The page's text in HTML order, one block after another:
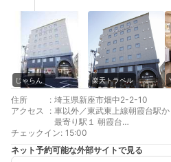
じゃらん 楽天トラベル
住所 : 埼玉県新座市畑中2-2-10
アクセス
: 車以外／東武東上線朝霞台駅
最寄り駅１ 朝霞台
補足 車／普通車のみ先着無料
の取り置き不可。大型車の駐車
チェックイン: 15:00
ネット予約可能な外部サイトで見る